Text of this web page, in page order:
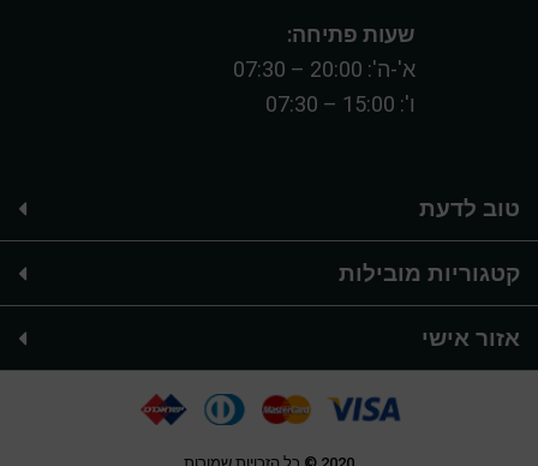
שעות פתיחה:
א'-ה': 20:00 – 07:30
ו': 15:00 – 07:30
טוב לדעת
קטגוריות מובילות
אזור אישי